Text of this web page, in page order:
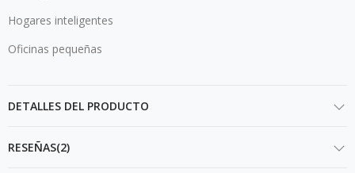
Hogares inteligentes
Oficinas pequeñas
DETALLES DEL PRODUCTO
RESEÑAS(2)